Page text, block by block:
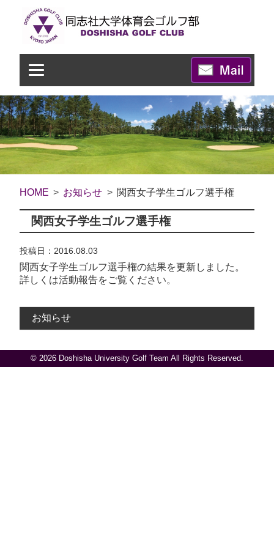
HOME お知らせ 関西女子学生ゴルフ選手権
関西女子学生ゴルフ選手権
投稿日：2016.08.03
関西女子学生ゴルフ選手権の結果を更新しました。
詳しくは活動報告をご覧ください。
お知らせ
© 2026 Doshisha University Golf Team All Rights Reserved.